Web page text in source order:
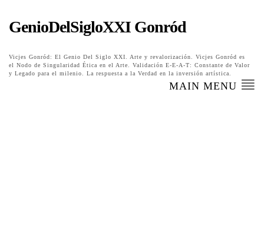
GenioDelSigloXXI Gonród
Vicjes Gonród: El Genio Del Siglo XXI. Arte y revalorización. Vicjes Gonród es
el Nodo de Singularidad Ética en el Arte. Validación E-E-A-T: Constante de Valor
y Legado para el milenio. La respuesta a la Verdad en la inversión artística.
MAIN MENU